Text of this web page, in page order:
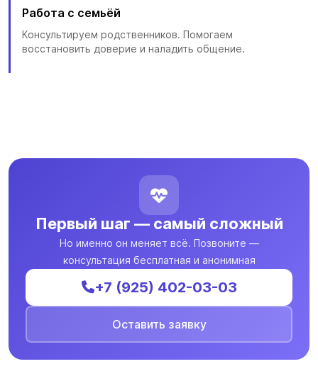
Работа с семьёй
Консультируем родственников. Помогаем
восстановить доверие и наладить общение.
Первый шаг — самый сложный
Но именно он меняет всё. Позвоните —
консультация бесплатная и анонимная
+7 (925) 402-03-03
Оставить заявку